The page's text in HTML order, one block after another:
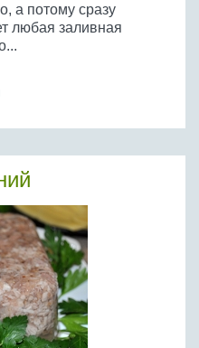
а потому сразу
любая заливная